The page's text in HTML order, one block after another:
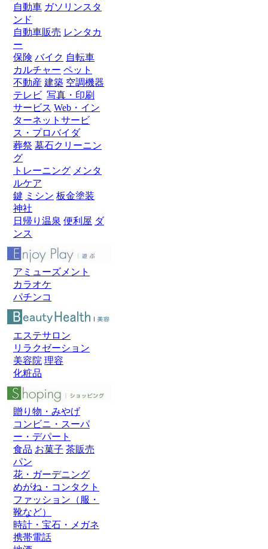
自動車 ガソリンスタ
ンド
自動車販売 レンタカ
ー
保険 バイク 自転車
カルチャー ペット
不動産 建築 空調機器
テレビ 写真・印刷
サービス Web・イン
ターネットサービ
ス・プロバイダ
葬祭 墓石クリーニン
グ
トレーニング メンタ
ルケア
鍵 ミシン 板金塗装
神社
日帰り温泉 便利屋 ダ
ンス
アミューズメント
カラオケ
パチンコ
エステサロン
リラクゼーション
美容院 理容
化粧品
贈り物・みやげ
コンビニ・スーパ
ー・デパート
食品 お菓子 茶販売
パン
花・ガーデニング
めがね・コンタクト
ファッション（服・
靴など）
時計・宝石・メガネ
携帯電話